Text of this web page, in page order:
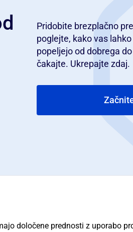
Pridobite brezplačno
poglejte, kako vas
popeljejo od dobrega
čakajte. Ukrepajte zdaj.
določene prednosti z uporabo